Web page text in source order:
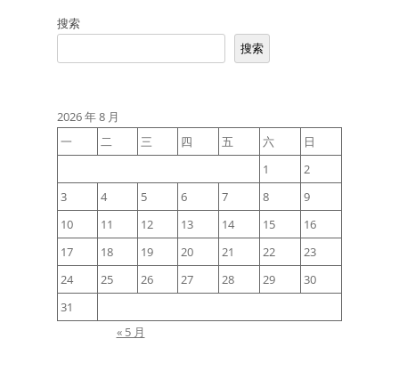
搜索
搜索
2026 年 8 月
一
二 三 四 五 六
日
1
2
3
4 5 6 7 8
9
10
11 12 13 14 15
16
17
18 19 20 21 22
23
24
25 26 27 28 29
30
31
« 5 月